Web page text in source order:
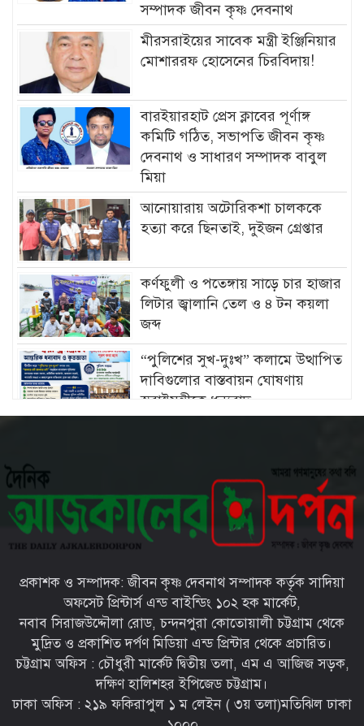
সম্পাদক জীবন কৃষ্ণ দেবনাথ
মীরসরাইয়ের সাবেক মন্ত্রী ইঞ্জিনিয়ার
মোশাররফ হোসেনের চিরবিদায়!
বারইয়ারহাট প্রেস ক্লাবের পূর্ণাঙ্গ
কমিটি গঠিত, সভাপতি জীবন কৃষ্ণ
দেবনাথ ও সাধারণ সম্পাদক বাবুল
মিয়া
আনোয়ারায় অটোরিকশা চালককে
হত্যা করে ছিনতাই, দুইজন গ্রেপ্তার
কর্ণফুলী ও পতেঙ্গায় সাড়ে চার হাজার
লিটার জ্বালানি তেল ও ৪ টন কয়লা
জব্দ
“পুলিশের সুখ-দুঃখ” কলামে উত্থাপিত
দাবিগুলোর বাস্তবায়ন ঘোষণায়
স্বরাষ্ট্রমন্ত্রীকে ধন্যবাদ
কন্যার বিবাহোত্তর অনুষ্ঠান সম্পন্ন
চট্টগ্রামের ইপিজেডে প্রকাশ্যে খোলা
বাজারে বিক্রি হচ্ছে মৃত দুর্গন্ধযুক্ত পচাঁ
মুরগি—প্রশাসনের নজরদারি জরুরী
চট্টগ্রামের মীরসরাইয়ে সড়ক দুর্ঘটনায়
দু’পা হারালো সাংবাদিক আবদুল
মান্নান রানা
সারা দেশে বৃক্ষরোপণ কর্মসূচি
জোরদারের নির্দেশ প্রধানমন্ত্রীর
প্রকাশক ও সম্পাদক: জীবন কৃষ্ণ দেবনাথ সম্পাদক কর্তৃক সাদিয়া
অফসেট প্রিন্টার্স এন্ড বাইন্ডিং ১০২ হক মার্কেট,
নবাব সিরাজউদ্দৌলা রোড, চন্দনপুরা কোতোয়ালী চট্টগ্রাম থেকে
মুদ্রিত ও প্রকাশিত দর্পণ মিডিয়া এন্ড প্রিন্টার থেকে প্রচারিত।
চট্টগ্রাম অফিস : চৌধুরী মার্কেট দ্বিতীয় তলা, এম এ আজিজ সড়ক,
দক্ষিণ হালিশহর ইপিজেড চট্টগ্রাম।
ঢাকা অফিস : ২১৯ ফকিরাপুল ১ ম লেইন ( ৩য় তলা)মতিঝিল ঢাকা